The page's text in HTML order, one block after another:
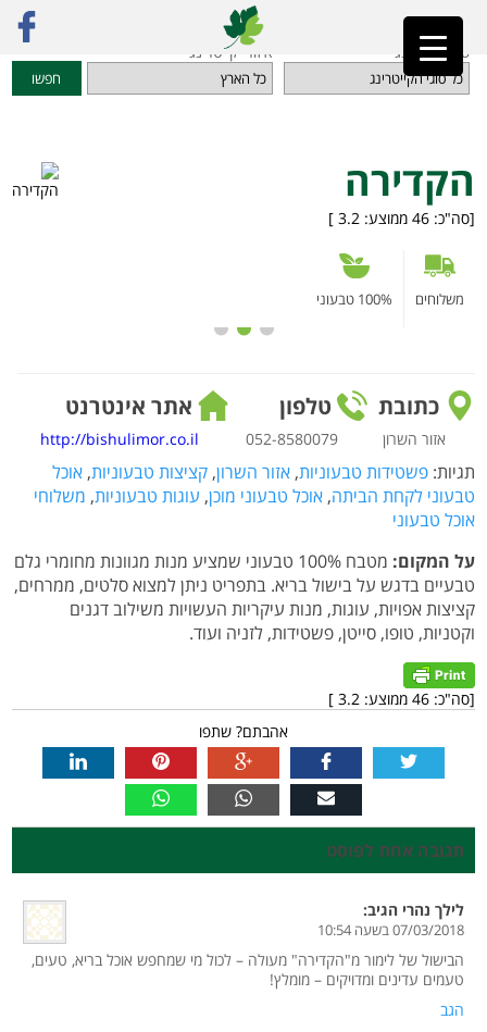
ראשי»מדריך קייטרינג מאפים, עוגות וקינוחים טבעוניים
סוגי קייטרינג איזורי קייטרינג
חפשו
הקדירה
[סה"כ: 46 ממוצע: 3.2
]
משלוחים 100% טבעוני
כתובת
אזור השרון
טלפון
052-8580079
אתר אינטרנט
http://bishulimor.co.il
תגיות: פשטידות טבעוניות, אזור השרון, קציצות טבעוניות, אוכל
טבעוני לקחת הביתה, אוכל טבעוני מוכן, עוגות טבעוניות, משלוחי
אוכל טבעוני
על המקום:
מטבח 100% טבעוני שמציע מנות מגוונות מחומרי גלם
טבעיים בדגש על בישול בריא. בתפריט ניתן למצוא סלטים, ממרחים,
קציצות אפויות, עוגות, מנות עיקריות העשויות משילוב דגנים
וקטניות, טופו, סייטן, פשטידות, לזניה ועוד.
[סה"כ: 46 ממוצע: 3.2
]
אהבתם? שתפו
תגובה אחת לפוסט
לילך נהרי הגיב:
07/03/2018 בשעה 10:54
הבישול של לימור מ"הקדירה" מעולה – לכול מי שמחפש אוכל בריא, טעים,
טעמים עדינים ומדויקים – מומלץ!
הגב